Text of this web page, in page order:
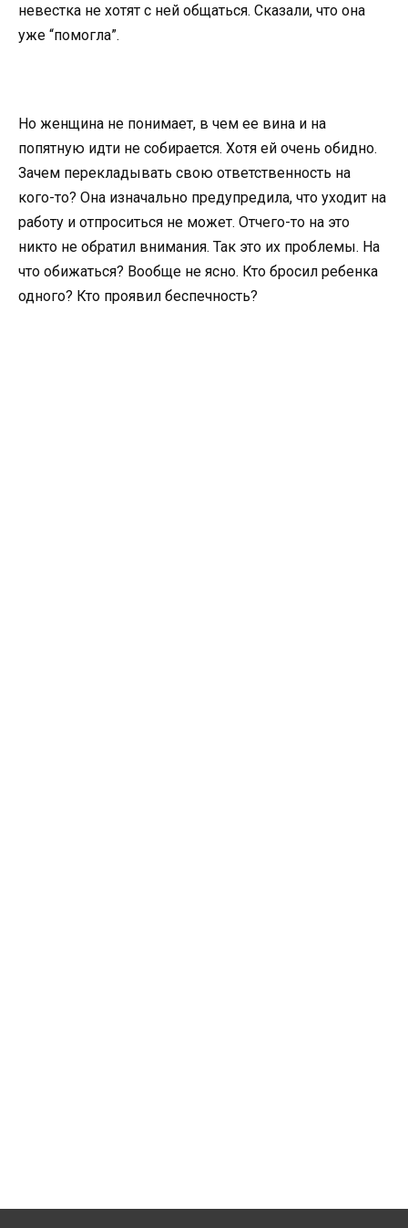
невестка не хотят с ней общаться. Сказали, что она
уже “помогла”.
Но женщина не понимает, в чем ее вина и на
попятную идти не собирается. Хотя ей очень обидно.
Зачем перекладывать свою ответственность на
кого-то? Она изначально предупредила, что уходит на
работу и отпроситься не может. Отчего-то на это
никто не обратил внимания. Так это их проблемы. На
что обижаться? Вообще не ясно. Кто бросил ребенка
одного? Кто проявил беспечность?